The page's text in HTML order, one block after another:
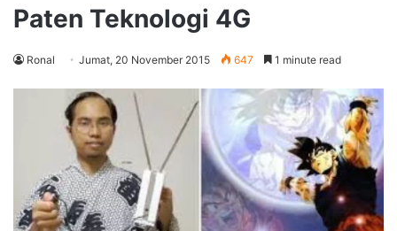
Paten Teknologi 4G
Ronal Jumat, 20 November 2015 647 1 minute read